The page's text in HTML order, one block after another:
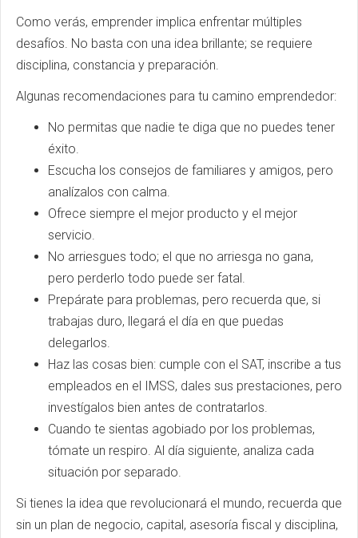
Como verás, emprender implica enfrentar múltiples
desafíos. No basta con una idea brillante; se requiere
disciplina, constancia y preparación.
Algunas recomendaciones para tu camino emprendedor:
No permitas que nadie te diga que no puedes tener
éxito.
Escucha los consejos de familiares y amigos, pero
analízalos con calma.
Ofrece siempre el mejor producto y el mejor
servicio.
No arriesgues todo; el que no arriesga no gana,
pero perderlo todo puede ser fatal.
Prepárate para problemas, pero recuerda que, si
trabajas duro, llegará el día en que puedas
delegarlos.
Haz las cosas bien: cumple con el SAT, inscribe a tus
empleados en el IMSS, dales sus prestaciones, pero
investígalos bien antes de contratarlos.
Cuando te sientas agobiado por los problemas,
tómate un respiro. Al día siguiente, analiza cada
situación por separado.
Si tienes la idea que revolucionará el mundo, recuerda que
sin un plan de negocio, capital, asesoría fiscal y disciplina,